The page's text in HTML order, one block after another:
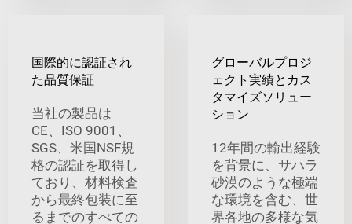
国際的に認証され
た品質保証
当社の製品は
CE、ISO 9001、
SGS、米国NSF規
格の認証を取得し
ており、材料検査
から最終包装に至
るまでのすべての
グローバルプロジ
ェクト実績とカス
タマイズソリュー
ション
12年間の輸出経験
を背景に、サハラ
砂漠のような極端
な環境を含む、世
界各地の多様な気